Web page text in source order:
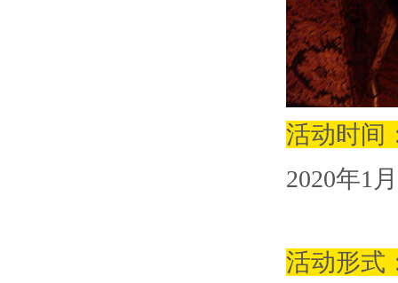
活动时间
2020年1 月
活动形式